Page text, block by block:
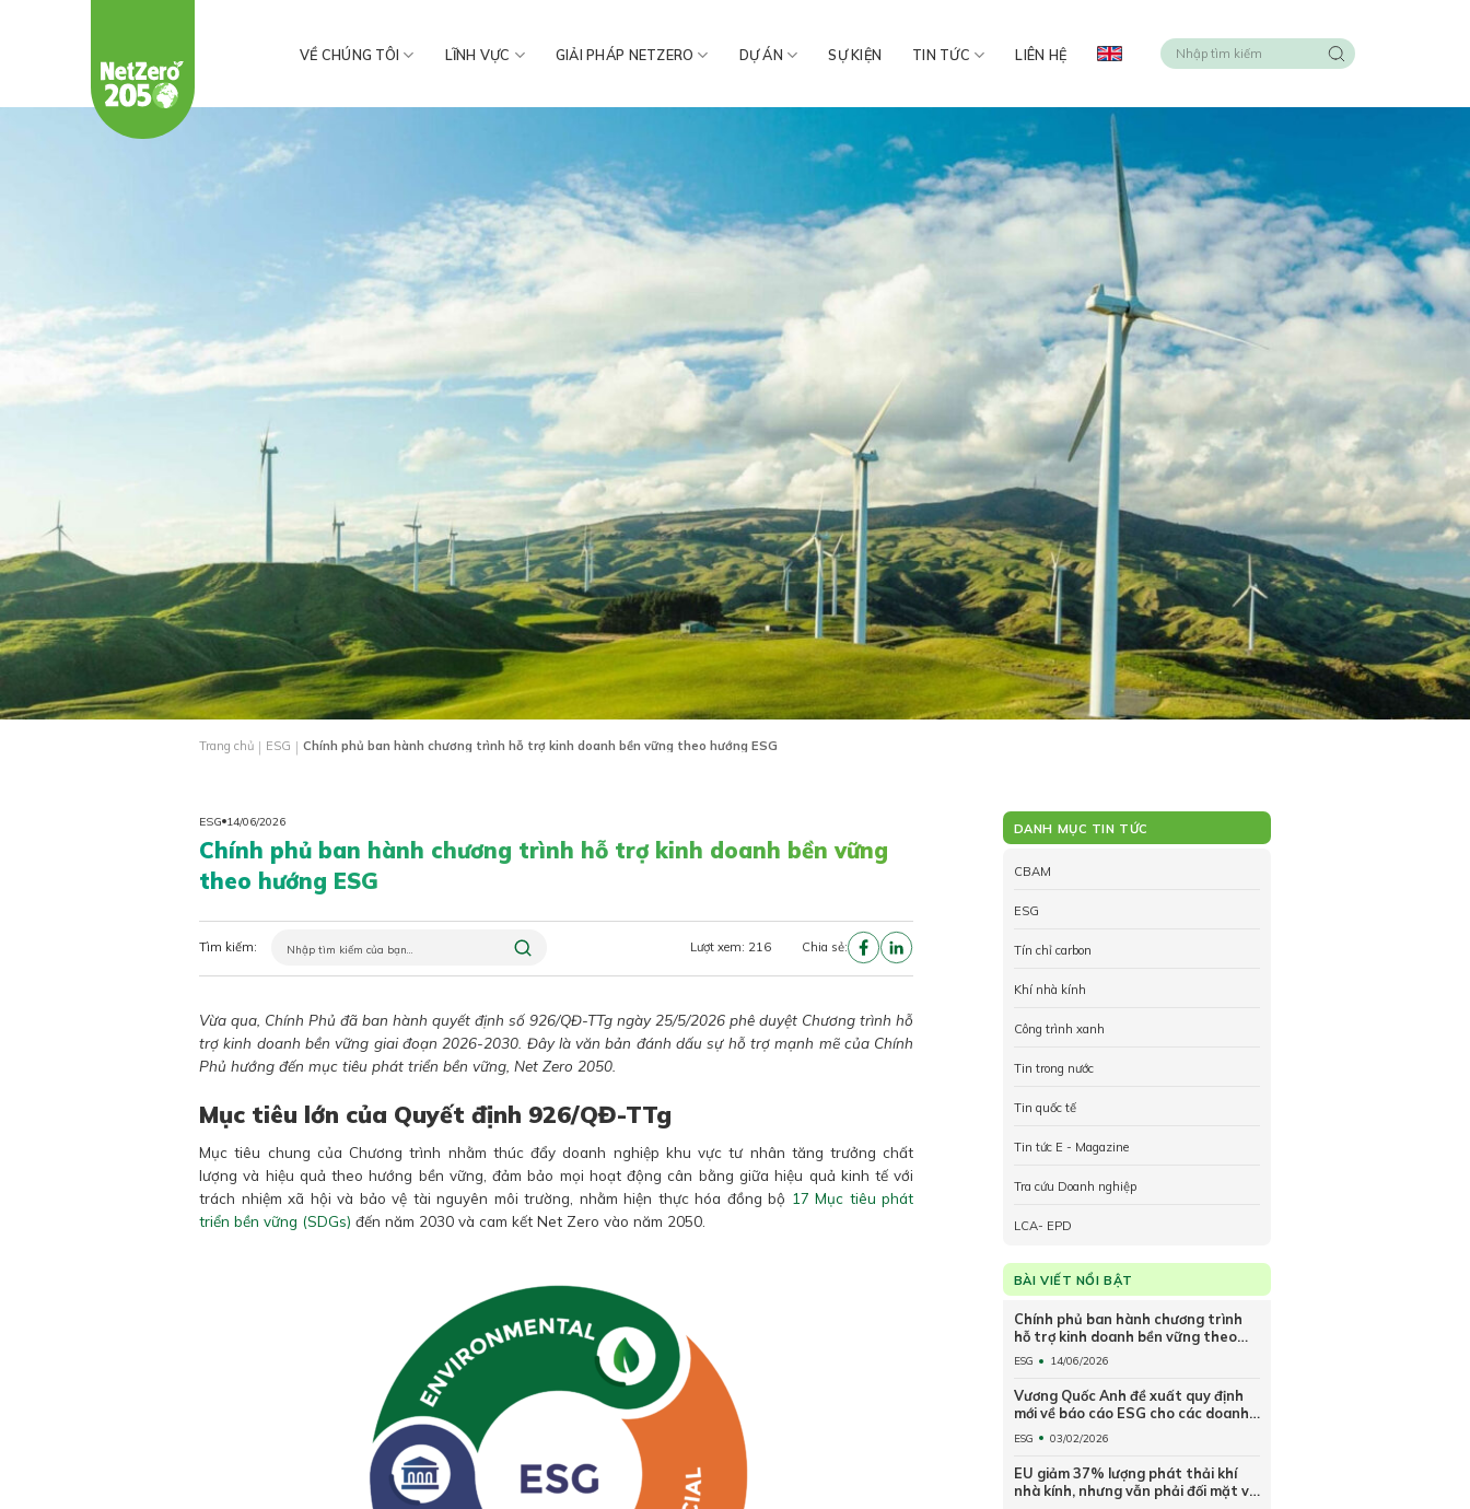
VỀ CHÚNG TÔI LĨNH VỰC GIẢI PHÁP NETZERO DỰ ÁN SỰ KIỆN TIN TỨC LIÊN HỆ
Trang chủ | ESG | Chính phủ ban hành chương trình hỗ trợ kinh doanh bền vững theo hướng ESG
ESG 14/06/2026
Chính phủ ban hành chương trình hỗ trợ kinh doanh bền vững
theo hướng ESG
Tìm kiếm: Lượt xem: 216 Chia sẻ:
Vừa qua, Chính Phủ đã ban hành quyết định số 926/QĐ-TTg ngày 25/5/2026 phê duyệt Chương trình hỗ
trợ kinh doanh bền vững giai đoạn 2026-2030. Đây là văn bản đánh dấu sự hỗ trợ mạnh mẽ của Chính
Phủ hướng đến mục tiêu phát triển bền vững, Net Zero 2050.
Mục tiêu lớn của Quyết định 926/QĐ-TTg
Mục tiêu chung của Chương trình nhằm thúc đẩy doanh nghiệp khu vực tư nhân tăng trưởng chất
lượng và hiệu quả theo hướng bền vững, đảm bảo mọi hoạt động cân bằng giữa hiệu quả kinh tế với
trách nhiệm xã hội và bảo vệ tài nguyên môi trường, nhằm hiện thực hóa đồng bộ 17 Mục tiêu phát
triển bền vững (SDGs) đến năm 2030 và cam kết Net Zero vào năm 2050.
DANH MỤC TIN TỨC
CBAM
ESG
Tín chỉ carbon
Khí nhà kính
Công trình xanh
Tin trong nước
Tin quốc tế
Tin tức E - Magazine
Tra cứu Doanh nghiệp
LCA- EPD
BÀI VIẾT NỔI BẬT
Chính phủ ban hành chương trình
hỗ trợ kinh doanh bền vững theo
hướng ESG
ESG 14/06/2026
Vương Quốc Anh đề xuất quy định
mới về báo cáo ESG cho các doanh
nghiệp từ 2027
ESG 03/02/2026
EU giảm 37% lượng phát thải khí
nhà kính, nhưng vẫn phải đối mặt với